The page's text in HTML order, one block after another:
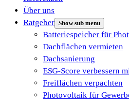
Über uns
Ratgeber Show sub menu
Batteriespeicher für
Dachflächen vermieten
Dachsanierung
ESG-Score verbessern
Freiflächen verpachten
Photovoltaik für